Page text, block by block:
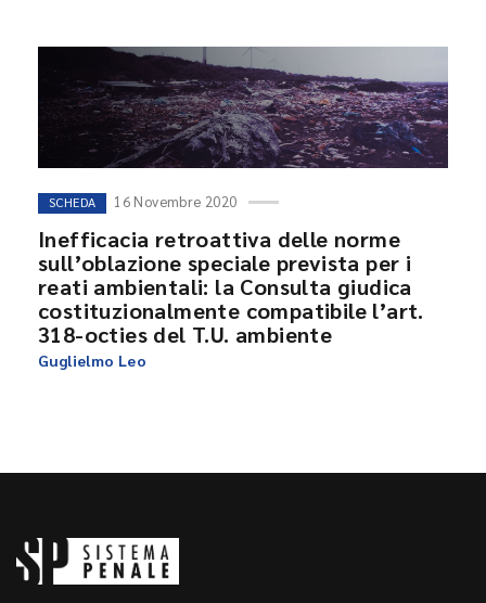
SCHEDA 16 Novembre 2020
Inefficacia retroattiva delle norme
sull’oblazione speciale prevista per i
reati ambientali: la Consulta giudica
costituzionalmente compatibile l’art.
318-octies del T.U. ambiente
Guglielmo Leo